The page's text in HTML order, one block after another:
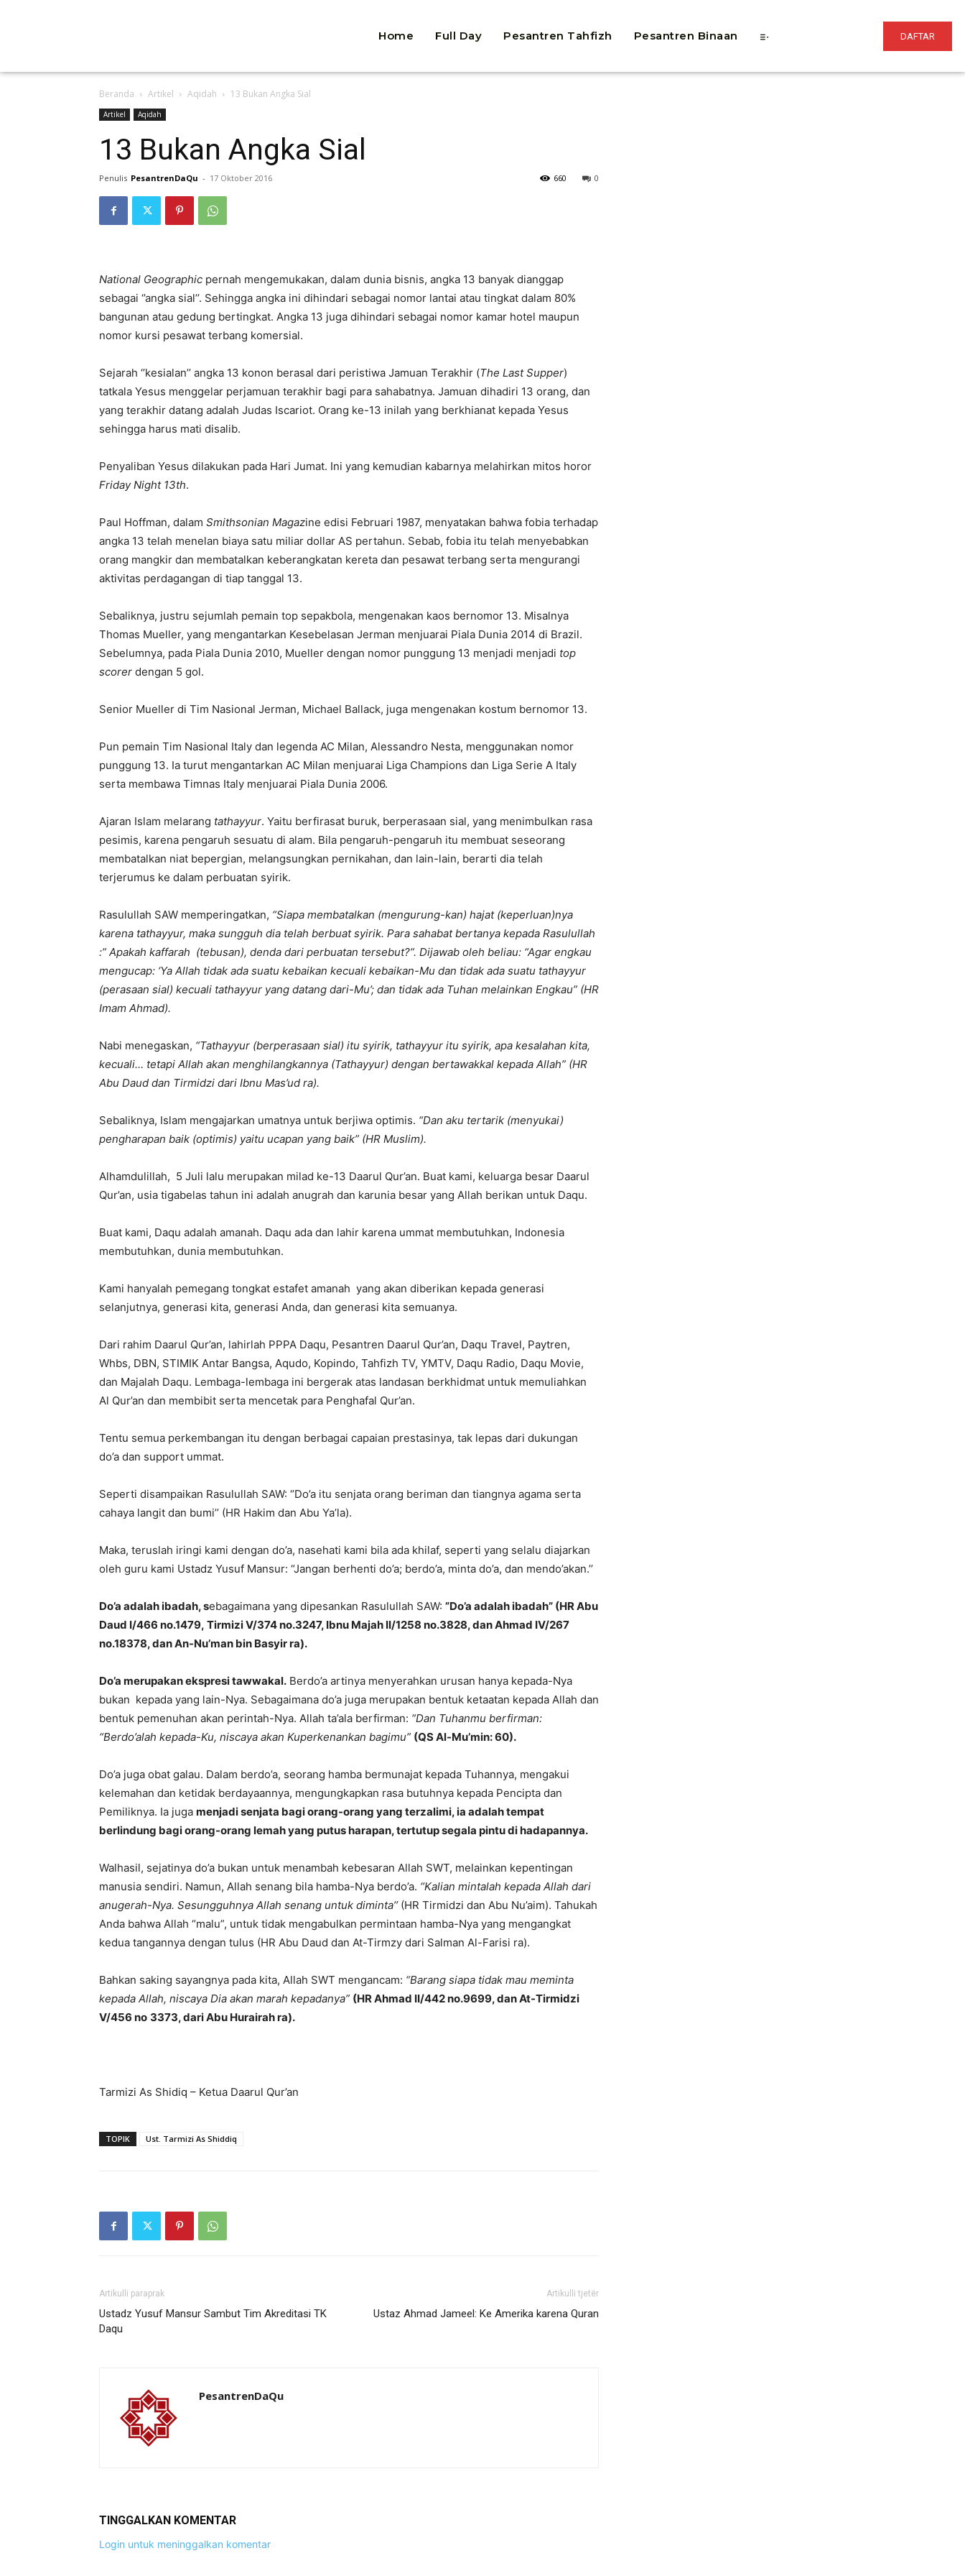
Home Full Day Pesantren Tahfizh Pesantren Binaan DAFTAR
Beranda Artikel Aqidah 13 Bukan Angka Sial
Artikel Aqidah
13 Bukan Angka Sial
Penulis PesantrenDaQu - 17 Oktober 2016 0
660
National Geographic pernah mengemukakan, dalam dunia bisnis, angka 13 banyak dianggap
sebagai ‘’angka sial’’. Sehingga angka ini dihindari sebagai nomor lantai atau tingkat dalam 80%
bangunan atau gedung bertingkat. Angka 13 juga dihindari sebagai nomor kamar hotel maupun
nomor kursi pesawat terbang komersial.
Sejarah ‘’kesialan’’ angka 13 konon berasal dari peristiwa Jamuan Terakhir (The Last Supper)
tatkala Yesus menggelar perjamuan terakhir bagi para sahabatnya. Jamuan dihadiri 13 orang, dan
yang terakhir datang adalah Judas Iscariot. Orang ke-13 inilah yang berkhianat kepada Yesus
sehingga harus mati disalib.
Penyaliban Yesus dilakukan pada Hari Jumat. Ini yang kemudian kabarnya melahirkan mitos horor
Friday Night 13th.
Paul Hoffman, dalam Smithsonian Magazine edisi Februari 1987, menyatakan bahwa fobia terhadap
angka 13 telah menelan biaya satu miliar dollar AS pertahun. Sebab, fobia itu telah menyebabkan
orang mangkir dan membatalkan keberangkatan kereta dan pesawat terbang serta mengurangi
aktivitas perdagangan di tiap tanggal 13.
Sebaliknya, justru sejumlah pemain top sepakbola, mengenakan kaos bernomor 13. Misalnya
Thomas Mueller, yang mengantarkan Kesebelasan Jerman menjuarai Piala Dunia 2014 di Brazil.
Sebelumnya, pada Piala Dunia 2010, Mueller dengan nomor punggung 13 menjadi menjadi top
scorer dengan 5 gol.
Senior Mueller di Tim Nasional Jerman, Michael Ballack, juga mengenakan kostum bernomor 13.
Pun pemain Tim Nasional Italy dan legenda AC Milan, Alessandro Nesta, menggunakan nomor
punggung 13. Ia turut mengantarkan AC Milan menjuarai Liga Champions dan Liga Serie A Italy
serta membawa Timnas Italy menjuarai Piala Dunia 2006.
Ajaran Islam melarang tathayyur. Yaitu berfirasat buruk, berperasaan sial, yang menimbulkan rasa
pesimis, karena pengaruh sesuatu di alam. Bila pengaruh-pengaruh itu membuat seseorang
membatalkan niat bepergian, melangsungkan pernikahan, dan lain-lain, berarti dia telah
terjerumus ke dalam perbuatan syirik.
Rasulullah SAW memperingatkan, “Siapa membatalkan (mengurung-kan) hajat (keperluan)nya
karena tathayyur, maka sungguh dia telah berbuat syirik. Para sahabat bertanya kepada Rasulullah
:” Apakah kaffarah (tebusan), denda dari perbuatan tersebut?”. Dijawab oleh beliau: “Agar engkau
mengucap: ‘Ya Allah tidak ada suatu kebaikan kecuali kebaikan-Mu dan tidak ada suatu tathayyur
(perasaan sial) kecuali tathayyur yang datang dari-Mu’; dan tidak ada Tuhan melainkan Engkau” (HR
Imam Ahmad).
Nabi menegaskan, “Tathayyur (berperasaan sial) itu syirik, tathayyur itu syirik, apa kesalahan kita,
kecuali… tetapi Allah akan menghilangkannya (Tathayyur) dengan bertawakkal kepada Allah” (HR
Abu Daud dan Tirmidzi dari Ibnu Mas’ud ra).
Sebaliknya, Islam mengajarkan umatnya untuk berjiwa optimis. “Dan aku tertarik (menyukai)
pengharapan baik (optimis) yaitu ucapan yang baik” (HR Muslim).
Alhamdulillah, 5 Juli lalu merupakan milad ke-13 Daarul Qur’an. Buat kami, keluarga besar Daarul
Qur’an, usia tigabelas tahun ini adalah anugrah dan karunia besar yang Allah berikan untuk Daqu.
Buat kami, Daqu adalah amanah. Daqu ada dan lahir karena ummat membutuhkan, Indonesia
membutuhkan, dunia membutuhkan.
Kami hanyalah pemegang tongkat estafet amanah yang akan diberikan kepada generasi
selanjutnya, generasi kita, generasi Anda, dan generasi kita semuanya.
Dari rahim Daarul Qur’an, lahirlah PPPA Daqu, Pesantren Daarul Qur’an, Daqu Travel, Paytren,
Whbs, DBN, STIMIK Antar Bangsa, Aqudo, Kopindo, Tahfizh TV, YMTV, Daqu Radio, Daqu Movie,
dan Majalah Daqu. Lembaga-lembaga ini bergerak atas landasan berkhidmat untuk memuliahkan
Al Qur’an dan membibit serta mencetak para Penghafal Qur’an.
Tentu semua perkembangan itu dengan berbagai capaian prestasinya, tak lepas dari dukungan
do’a dan support ummat.
Seperti disampaikan Rasulullah SAW: ‘’Do’a itu senjata orang beriman dan tiangnya agama serta
cahaya langit dan bumi’’ (HR Hakim dan Abu Ya’la).
Maka, teruslah iringi kami dengan do’a, nasehati kami bila ada khilaf, seperti yang selalu diajarkan
oleh guru kami Ustadz Yusuf Mansur: “Jangan berhenti do’a; berdo’a, minta do’a, dan mendo’akan.’’
Do’a adalah ibadah, sebagaimana yang dipesankan Rasulullah SAW: ”Do’a adalah ibadah” (HR Abu
Daud I/466 no.1479, Tirmizi V/374 no.3247, Ibnu Majah II/1258 no.3828, dan Ahmad IV/267
no.18378, dan An-Nu’man bin Basyir ra).
Do’a merupakan ekspresi tawwakal. Berdo’a artinya menyerahkan urusan hanya kepada-Nya
bukan kepada yang lain-Nya. Sebagaimana do’a juga merupakan bentuk ketaatan kepada Allah dan
bentuk pemenuhan akan perintah-Nya. Allah ta’ala berfirman: “Dan Tuhanmu berfirman:
“Berdo’alah kepada-Ku, niscaya akan Kuperkenankan bagimu” (QS Al-Mu’min: 60).
Do’a juga obat galau. Dalam berdo’a, seorang hamba bermunajat kepada Tuhannya, mengakui
kelemahan dan ketidak berdayaannya, mengungkapkan rasa butuhnya kepada Pencipta dan
Pemiliknya. Ia juga menjadi senjata bagi orang-orang yang terzalimi, ia adalah tempat
berlindung bagi orang-orang lemah yang putus harapan, tertutup segala pintu di hadapannya.
Walhasil, sejatinya do’a bukan untuk menambah kebesaran Allah SWT, melainkan kepentingan
manusia sendiri. Namun, Allah senang bila hamba-Nya berdo’a. ‘’Kalian mintalah kepada Allah dari
anugerah-Nya. Sesungguhnya Allah senang untuk diminta’’(HR Tirmidzi dan Abu Nu’aim). Tahukah
Anda bahwa Allah “malu”, untuk tidak mengabulkan permintaan hamba-Nya yang mengangkat
kedua tangannya dengan tulus (HR Abu Daud dan At-Tirmzy dari Salman Al-Farisi ra).
Bahkan saking sayangnya pada kita, Allah SWT mengancam: “Barang siapa tidak mau meminta
kepada Allah, niscaya Dia akan marah kepadanya” (HRAhmad II/442 no.9699, dan At-Tirmidzi
V/456 no 3373, dari Abu Hurairah ra).
Tarmizi As Shidiq – Ketua Daarul Qur’an
TOPIK Ust. Tarmizi As Shiddiq
Artikulli paraprak
Ustadz Yusuf Mansur Sambut Tim Akreditasi TK
Daqu
Artikulli tjetër
Ustaz Ahmad Jameel: Ke Amerika karena Quran
PesantrenDaQu
TINGGALKAN KOMENTAR
Login untuk meninggalkan komentar